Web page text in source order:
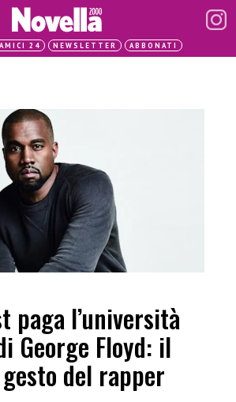
AMICI 24 NEWSLETTER ABBONATI
paga l’università
George Floyd: il
del rapper